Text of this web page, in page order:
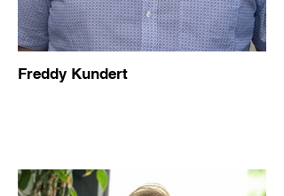
Freddy Kundert